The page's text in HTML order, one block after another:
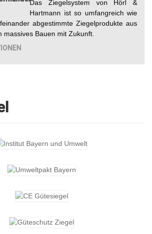
Das Ziegelsystem von Hörl &
Hartmann ist so umfangreich wie
abgestimmte Ziegelprodukte aus
massives Bauen mit Zukunft.